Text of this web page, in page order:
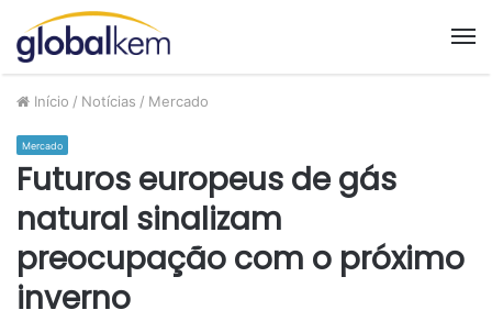
Início / Notícias / Mercado
Mercado
Futuros europeus de gás
natural sinalizam
preocupação com o próximo
inverno